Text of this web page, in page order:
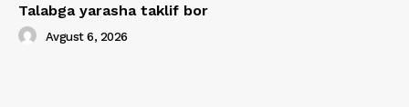
Talabga yarasha taklif bor
Avgust 6, 2026